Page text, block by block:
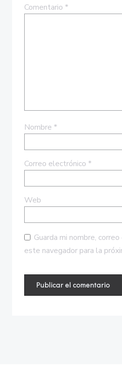
Comentario *
Nombre *
Correo electrónico *
Web
Guarda mi nombre,
este navegador para la